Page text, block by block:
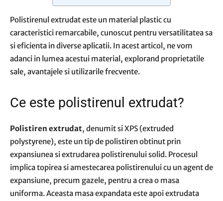
Polistirenul extrudat este un material plastic cu
caracteristici remarcabile, cunoscut pentru versatilitatea sa
si eficienta in diverse aplicatii. In acest articol, ne vom
adanci in lumea acestui material, explorand proprietatile
sale, avantajele si utilizarile frecvente.
Ce este polistirenul extrudat?
Polistiren extrudat, denumit si XPS (extruded
polystyrene), este un tip de polistiren obtinut prin
expansiunea si extrudarea polistirenului solid. Procesul
implica topirea si amestecarea polistirenului cu un agent de
expansiune, precum gazele, pentru a crea o masa
uniforma. Aceasta masa expandata este apoi extrudata